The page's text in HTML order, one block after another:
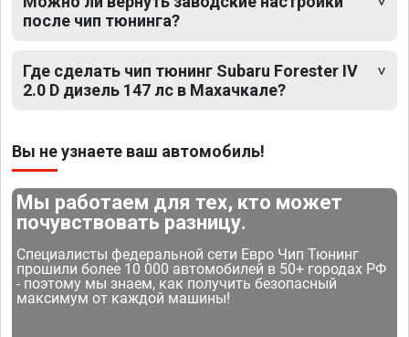
после чип тюнинга?
Где сделать чип тюнинг Subaru Forester IV
2.0 D дизель 147 лс в Махачкале?
Вы не узнаете ваш автомобиль!
Мы работаем для тех, кто может
почувствовать разницу.
Специалисты федеральной сети Евро Чип Тюнинг
прошили более 10 000 автомобилей в 50+ городах РФ
- поэтому мы знаем, как получить безопасный
максимум от каждой машины!